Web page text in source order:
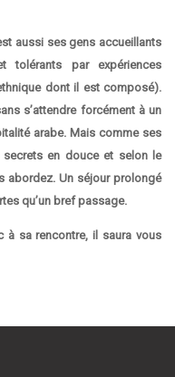
aussi ses gens accueillants
tolérants par expériences
dont il est composé).
s’attendre forcément à un
arabe. Mais comme ses
en douce et selon le
abordez. Un séjour prolongé
qu’un bref passage.
à sa rencontre, il saura vous